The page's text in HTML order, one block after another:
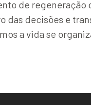
de regeneração
das decisões e
a vida se